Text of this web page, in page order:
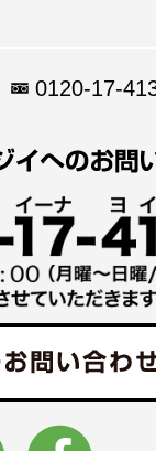
0120-17-